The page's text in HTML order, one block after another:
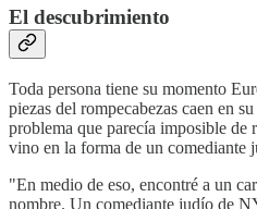
El descubrimiento
Toda persona tiene su momento
piezas del rompecabezas caen en
problema que parecía imposible de
vino en la forma de un comediante
"En medio de eso, encontré a un
nombre. Un comediante judío de